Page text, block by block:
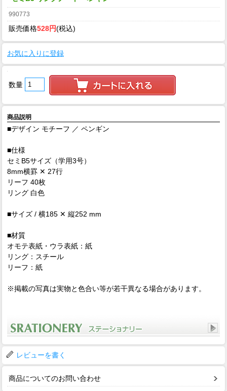
990773
販売価格528円(税込)
お気に入りに登録
数量
商品説明
■デザイン モチーフ ／ ペンギン
■仕様
セミB5サイズ（学用3号）
8mm横罫 ✕ 27行
リーフ 40枚
リング 白色
■サイズ / 横185 ✕ 縦252 mm
■材質
オモテ表紙・ウラ表紙：紙
リング：スチール
リーフ：紙
※掲載の写真は実物と色合い等が若干異なる場合があります。
レビューを書く
商品についてのお問い合わせ